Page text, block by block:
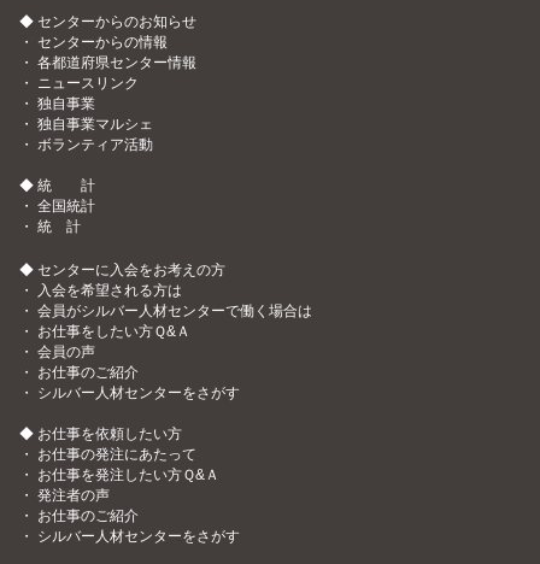
◆ センターからのお知らせ
・ センターからの情報
・各都道府県センター情報
・
ニュースリンク
・独自事業
・独自事業マルシェ
・ ボランティア活動
◆ 統 計
・全国統計
・統 計
◆ センターに入会をお考えの方
・
入会を希望される方は
・会員がシルバー人材センターで働く場合は
・ お仕事をしたい方Ｑ&Ａ
・会員の声
・ お仕事のご紹介
・ シルバー人材センターをさがす
◆ お仕事を依頼したい方
・ お仕事の発注にあたって
・ お仕事を発注したい方Ｑ&Ａ
・発注者の声
・ お仕事のご紹介
・ シルバー人材センターをさがす